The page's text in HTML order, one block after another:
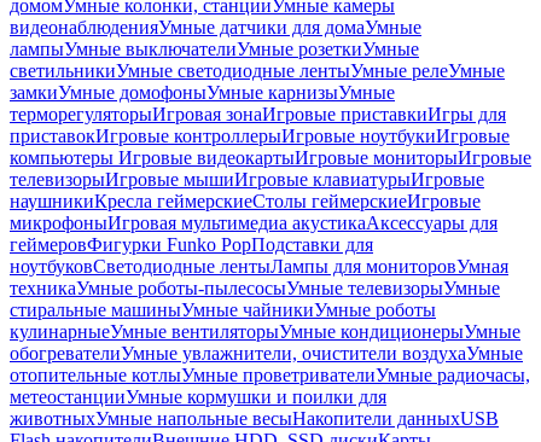
домомУмные колонки, станцииУмные камеры
видеонаблюденияУмные датчики для домаУмные
лампыУмные выключателиУмные розеткиУмные
светильникиУмные светодиодные лентыУмные релеУмные
замкиУмные домофоныУмные карнизыУмные
терморегуляторыИгровая зонаИгровые приставкиИгры для
приставокИгровые контроллерыИгровые ноутбукиИгровые
компьютеры Игровые видеокартыИгровые мониторыИгровые
телевизорыИгровые мышиИгровые клавиатурыИгровые
наушникиКресла геймерскиеСтолы геймерскиеИгровые
микрофоныИгровая мультимедиа акустикаАксессуары для
геймеровФигурки Funko PopПодставки для
ноутбуковСветодиодные лентыЛампы для мониторовУмная
техникаУмные роботы-пылесосыУмные телевизорыУмные
стиральные машиныУмные чайникиУмные роботы
кулинарныеУмные вентиляторыУмные кондиционерыУмные
обогревателиУмные увлажнители, очистители воздухаУмные
отопительные котлыУмные проветривателиУмные радиочасы,
метеостанцииУмные кормушки и поилки для
животныхУмные напольные весыНакопители данныхUSB